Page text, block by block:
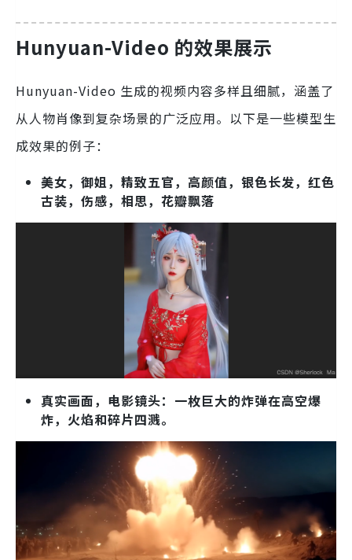
Hunyuan-Video 的效果展示
Hunyuan-Video 生成的视频内容多样且细腻，涵盖了
从人物肖像到复杂场景的广泛应用。以下是一些模型生
成效果的例子：
美女，御姐，精致五官，高颜值，银色长发，红色
古装，伤感，相思，花瓣飘落
真实画面，电影镜头：一枚巨大的炸弹在高空爆
炸，火焰和碎片四溅。